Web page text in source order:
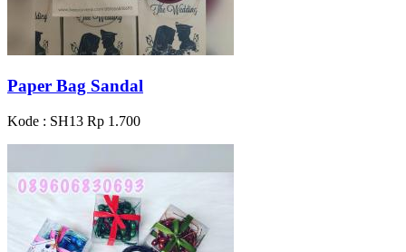
Paper Bag Sandal
Kode : SH13 Rp 1.700